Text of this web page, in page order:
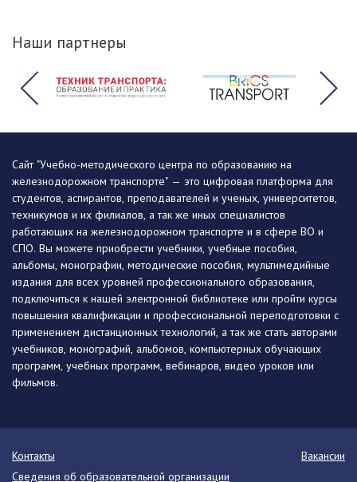
Наши партнеры
Сайт "Учебно-методического центра по образованию на
железнодорожном транспорте" — это цифровая платформа для
студентов, аспирантов, преподавателей и ученых, университетов,
техникумов и их филиалов, а так же иных специалистов
работающих на железнодорожном транспорте и в сфере ВО и
СПО. Вы можете приобрести учебники, учебные пособия,
альбомы, монографии, методические пособия, мультимедийные
издания для всех уровней профессионального образования,
подключиться к нашей электронной библиотеке или пройти курсы
повышения квалификации и профессиональной переподготовки с
применением дистанционных технологий, а так же стать авторами
учебников, монографий, альбомов, компьютерных обучающих
программ, учебных программ, вебинаров, видео уроков или
фильмов.
Контакты
Вакансии
Сведения об образовательной организации